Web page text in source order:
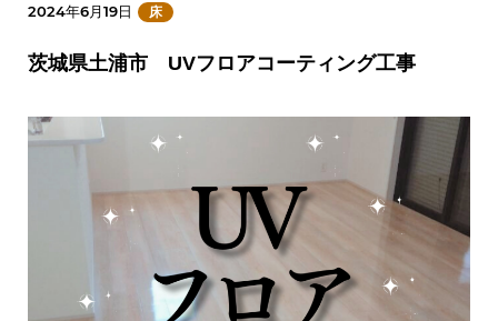
2024年6月19日 床
茨城県土浦市 UVフロアコーティング工事